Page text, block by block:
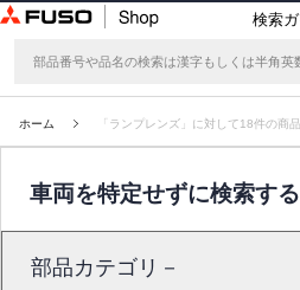
検索
ホーム 「ランプレンズ」に対して18件の商
車両を特定せずに検索する
部品カテゴリ－